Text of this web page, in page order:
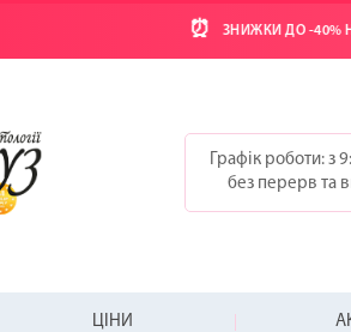
⏰ ЗНИЖКИ ДО -40%
Графік роботи: з
без перерв та
ЦІНИ